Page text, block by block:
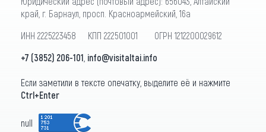
край, г. Барнаул, просп. Красноармейский, 16а
ИНН 2225223458 КПП 222501001 ОГРН 1212200029612
+7 (3852) 206-101 info@visitaltai.info
Если заметили в тексте опечатку, выделите её и нажмите
Ctrl+Enter
null